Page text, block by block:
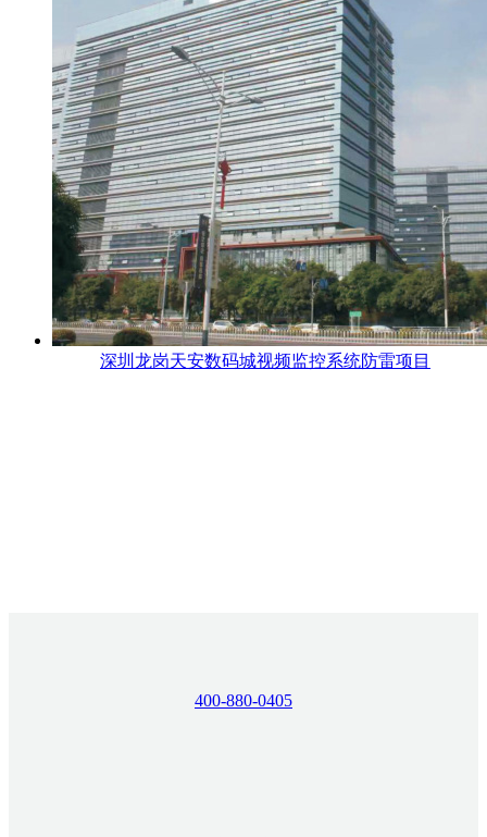
深圳龙岗天安数码城视频监控系统防雷项目
400-880-0405